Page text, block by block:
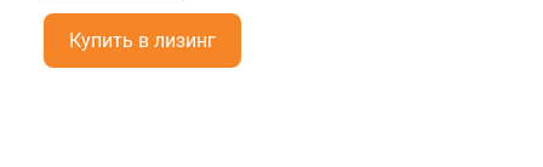
Акт выполненных работ
Накл. на перемещение
Купить в лизинг